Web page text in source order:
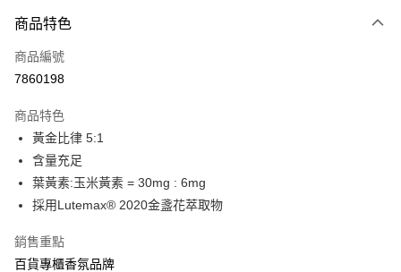
信用卡一次付款
超商取貨付款
Apple Pay
ATM付款
運送方式
全家取貨付款
每筆NT$60，滿NT$880(含以上)免運費
商品特色
商品編號
7860198
商品特色
黃金比律 5:1
含量充足
葉黃素:玉米黃素 = 30mg : 6mg
採用Lutemax® 2020金盞花萃取物
銷售重點
百貨專櫃香氛品牌